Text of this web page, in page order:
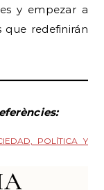
y empezar a
que redefinirán
POLÍTICA Y